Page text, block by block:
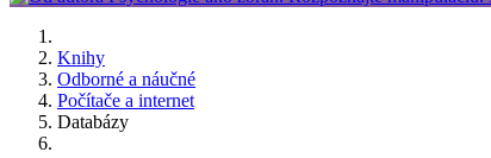
Knihy
Odborné a náučné
Počítače a internet
Databázy